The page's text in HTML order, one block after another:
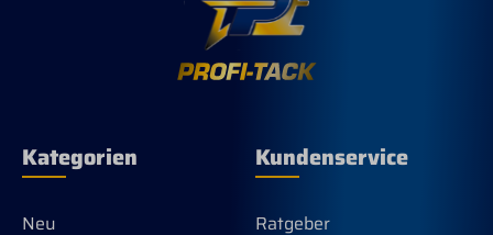
Kategorien
Neu
Kundenservice
Ratgeber